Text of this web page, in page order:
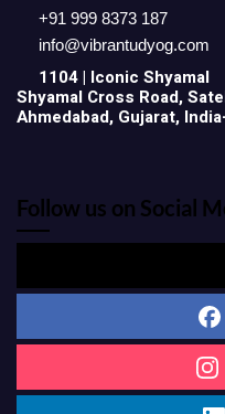
+91 999 8373 187
info@vibrantudyog.com
1104 | Iconic Shyamal
Shyamal Cross Road,
Ahmedabad, Gujarat,
Follow us on Social